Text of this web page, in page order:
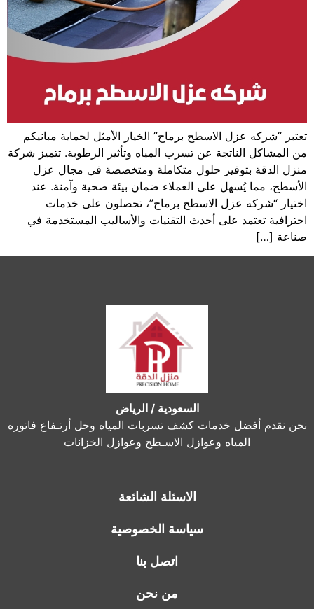
تعتبر “شركه عزل الاسطح برماح” الخيار الأمثل لحماية مبانيكم
من المشاكل الناتجة عن تسرب المياه وتأثير الرطوبة. تتميز شركة
منزل الدقة بتوفير حلول متكاملة ومتخصصة في مجال عزل
الأسطح، مما يُسهل على العملاء ضمان بيئة صحية وآمنة. عند
اختيار “شركه عزل الاسطح برماح”، تحصلون على خدمات
احترافية تعتمد على أحدث التقنيات والأساليب المستخدمة في
صناعة […]
السعودية / الرياض
نحن نقدم أفضل خدمات كشف تسربات المياه وحل أرتـفاع فاتوره
المياه وعوازل الاسـطح وعوازل الخزانات
الاسئلة الشائعة
سياسة الخصوصية
اتصل بنا
من نحن